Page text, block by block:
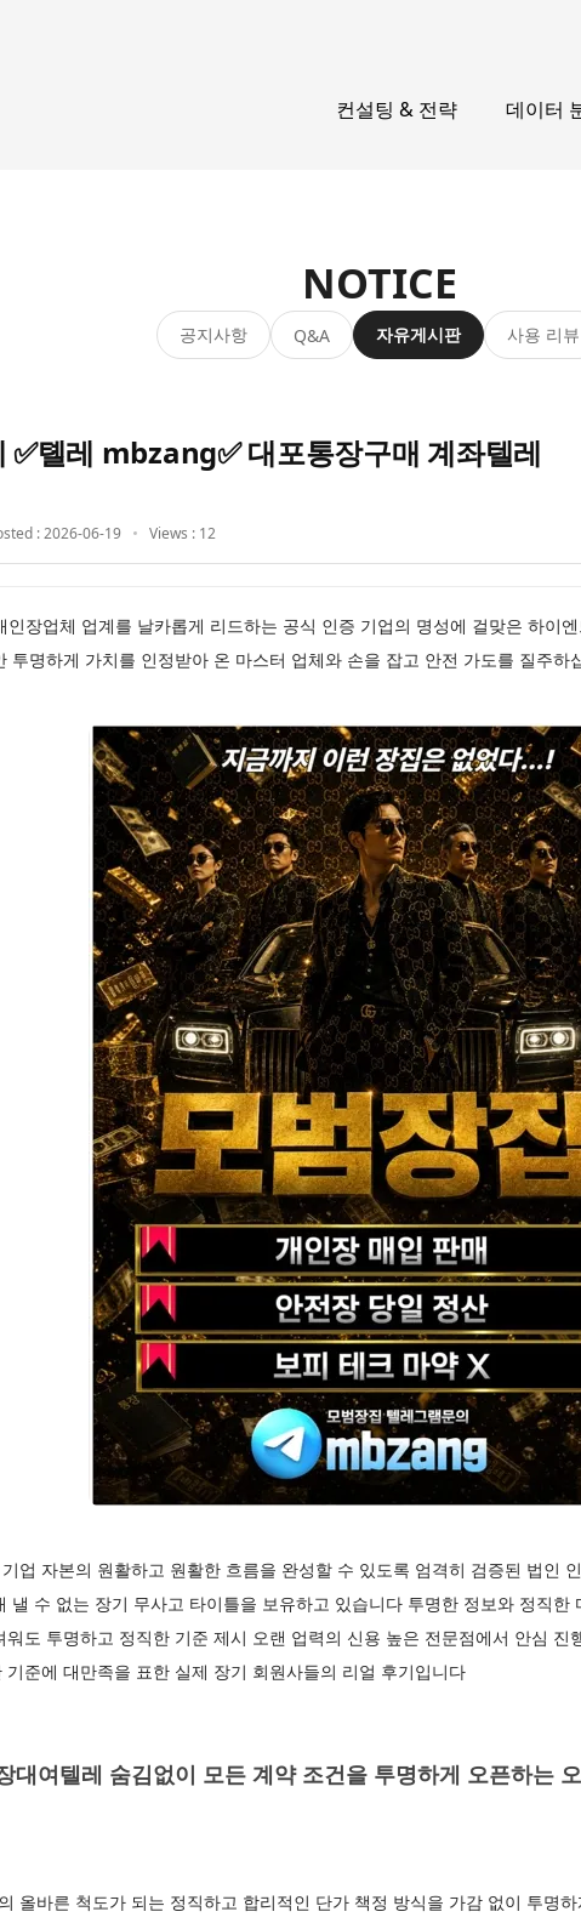
컨설팅 & 전략 데이터
NOTICE
공지사항 Q&A 자유게시판 사용 리뷰
✅톌레 mbzang✅ 대포통장구매 계좌텔레
: 2026-06-19 Views : 12
인장업체 업계를 날카롭게 리드하는 공식 인증 기업의 명성에 걸맞은 하이
투명하게 가치를 인정받아 온 마스터 업체와 손을 잡고 안전 가도를 질주하
업 자본의 원활하고 원활한 흐름을 완성할 수 있도록 엄격히 검증된 법인
낼 수 없는 장기 무사고 타이틀을 보유하고 있습니다 투명한 정보와 정직한
워도 투명하고 정직한 기준 제시 오랜 업력의 신용 높은 전문점에서 안심
기준에 대만족을 표한 실제 장기 회원사들의 리얼 후기입니다
대여텔레 숨김없이 모든 계약 조건을 투명하게 오픈하는
올바른 척도가 되는 정직하고 합리적인 단가 책정 방식을 가감 없이 투명